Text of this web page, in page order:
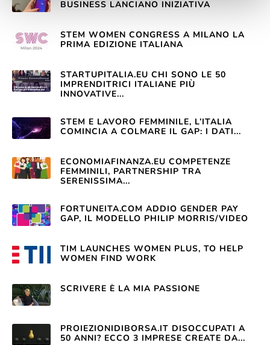
BUSINESS LANCIANO INIZIATIVA
STEM WOMEN CONGRESS A MILANO LA
PRIMA EDIZIONE ITALIANA
STARTUPITALIA.EU CHI SONO LE 50
IMPRENDITRICI ITALIANE PIÙ
INNOVATIVE...
STEM E LAVORO FEMMINILE, L’ITALIA
COMINCIA A COLMARE IL GAP: I DATI...
ECONOMIAFINANZA.EU COMPETENZE
FEMMINILI, PARTNERSHIP TRA
SERENISSIMA...
FORTUNEITA.COM ADDIO GENDER PAY
GAP, IL MODELLO PHILIP MORRIS/VIDEO
TIM LAUNCHES WOMEN PLUS, TO HELP
WOMEN FIND WORK
SCRIVERE È LA MIA PASSIONE
PROIEZIONIDIBORSA.IT DISOCCUPATI A
50 ANNI? ECCO 3 IMPRESE CREATE DA...